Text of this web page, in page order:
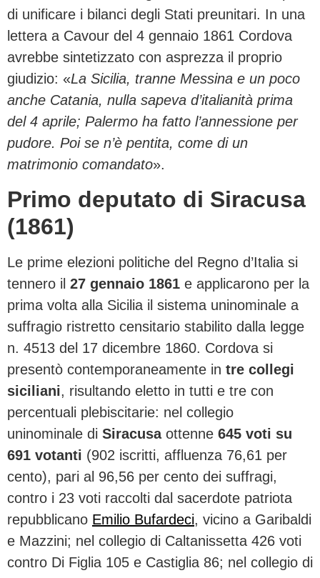
di unificare i bilanci degli Stati preunitari. In una
lettera a Cavour del 4 gennaio 1861 Cordova
avrebbe sintetizzato con asprezza il proprio
giudizio: «La Sicilia, tranne Messina e un poco
anche Catania, nulla sapeva d’italianità prima
del 4 aprile; Palermo ha fatto l’annessione per
pudore. Poi se n’è pentita, come di un
matrimonio comandato».
Primo deputato di Siracusa
(1861)
Le prime elezioni politiche del Regno d’Italia si
tennero il 27 gennaio 1861 e applicarono per la
prima volta alla Sicilia il sistema uninominale a
suffragio ristretto censitario stabilito dalla legge
n. 4513 del 17 dicembre 1860. Cordova si
presentò contemporaneamente in tre collegi
siciliani, risultando eletto in tutti e tre con
percentuali plebiscitarie: nel collegio
uninominale di Siracusaottenne 645 voti su
691 votanti (902 iscritti, affluenza 76,61 per
cento), pari al 96,56 per cento dei suffragi,
contro i 23 voti raccolti dal sacerdote patriota
repubblicano Emilio Bufardeci, vicino a Garibaldi
e Mazzini; nel collegio di Caltanissetta 426 voti
contro Di Figlia 105 e Castiglia 86; nel collegio di